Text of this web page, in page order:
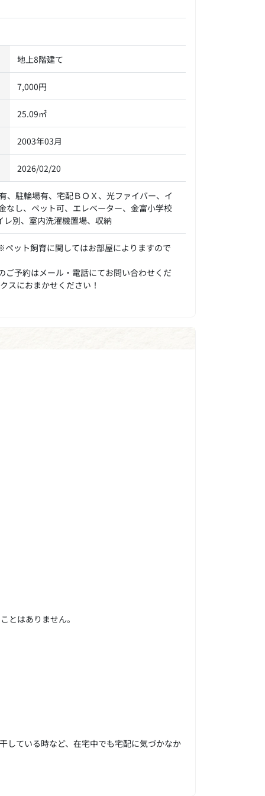
地上8階建て
7,000円
25.09㎡
2003年03月
2026/02/20
、駐輪場有、宅配ＢＯＸ、光ファイバー、イ
なし、ペット可、エレベーター、金富小学校
別、室内洗濯機置場、収納
ット飼育に関してはお部屋によりますので
予約はメール・電話にてお問い合わせくだ
スにおまかせください！
とはありません。
している時など、在宅中でも宅配に気づかなか